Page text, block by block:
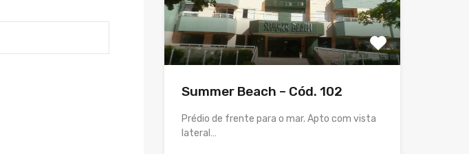
Summer Beach – Cód. 102
Prédio de frente para o mar. Apto com vista
lateral…